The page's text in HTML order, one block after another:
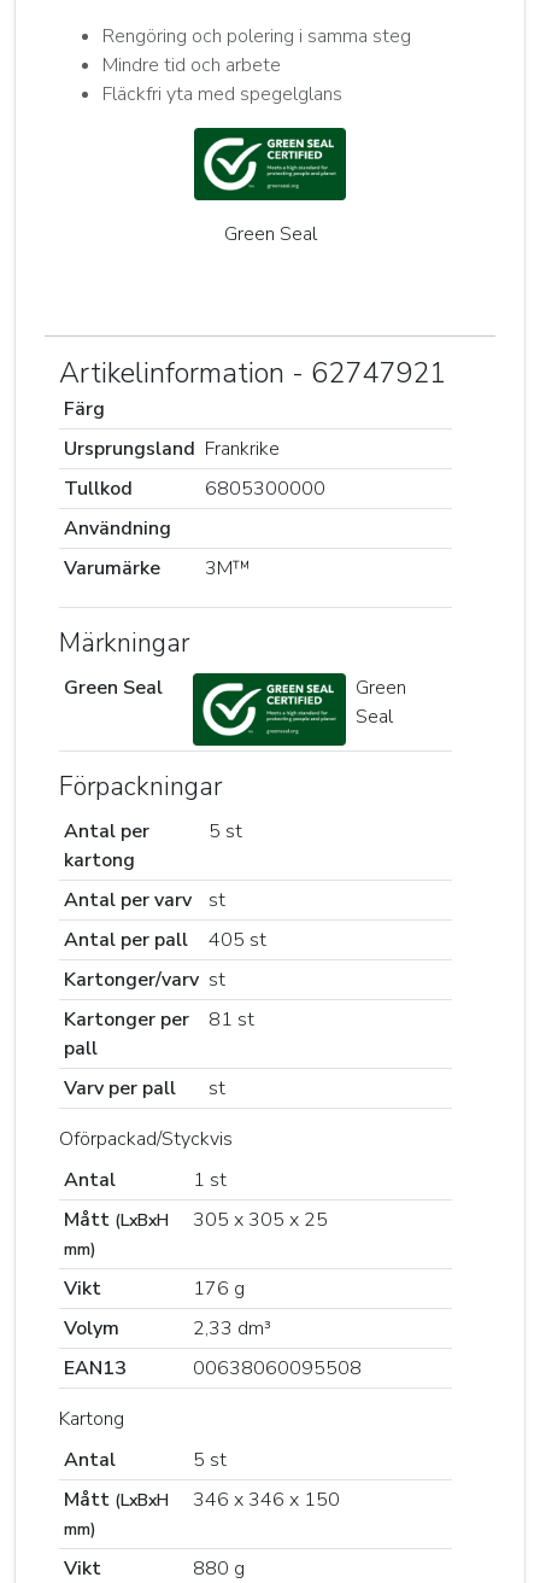
Rengöring och polering i samma steg
Mindre tid och arbete
Fläckfri yta med spegelglans
Green Seal
Artikelinformation - 62747921
Färg
Ursprungsland Frankrike
Tullkod
6805300000
Användning
Varumärke
3M™
Märkningar
Green Seal
Green
Seal
Förpackningar
Antal per
kartong
5 st
Antal per varv
st
Antal per pall
405 st
Kartonger/varv st
Kartonger per
pall
81 st
Varv per pall
st
Oförpackad/Styckvis
Antal
1 st
Mått (LxBxH
mm)
305 x 305 x 25
Vikt
176 g
Volym
2,33 dm³
EAN13
00638060095508
Kartong
Antal
5 st
Mått (LxBxH
mm)
346 x 346 x 150
Vikt
880 g